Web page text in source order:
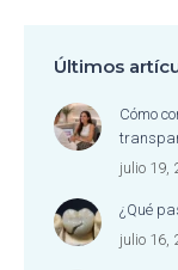
Últimos
Cómo
julio 19,
¿Qué
julio 16,